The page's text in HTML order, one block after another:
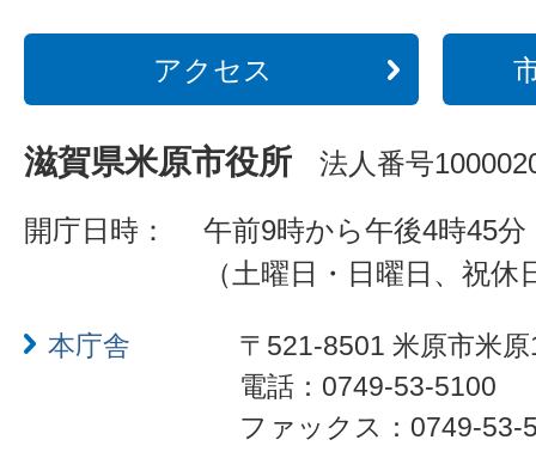
アクセス
滋賀県米原市役所 法人番号
開庁日時：
午前9時から午後4時45分
（土曜日・日曜日、祝
本庁舎
〒521-8501 米原市米
電話：0749-53-5100
ファックス：0749-53-